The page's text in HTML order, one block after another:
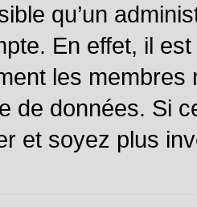
qu’un
En effet, il
les
de données. Si
et soyez plus